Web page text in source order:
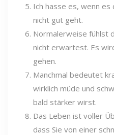
Ich hasse es, wenn es
nicht gut geht.
Normalerweise fühlst
nicht erwartest. Es
gehen.
Manchmal bedeutet
wirklich müde und
bald stärker wirst.
Das Leben ist voller
dass Sie von einer